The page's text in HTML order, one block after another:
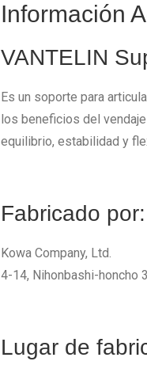
Información
VANTELIN
Es un soporte para
los beneficios del
equilibrio, estabilidad y
Fabricado por:
Kowa Company, Ltd.
4-14, Nihonbashi-honcho
Lugar de